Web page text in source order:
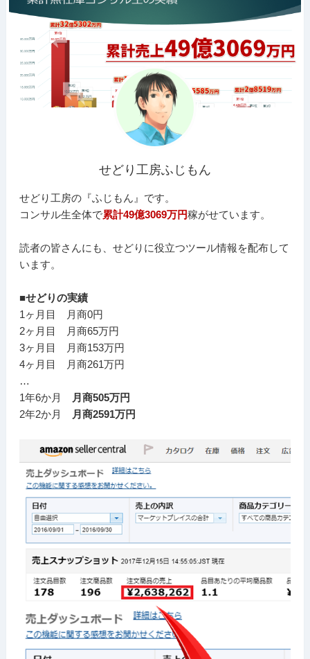
せどり工房ふじもん
せどり工房の『ふじもん』です。
コンサル生全体で累計49億3069万円稼がせています。
読者の皆さんにも、せどりに役立つツール情報を配布して
います。
■せどりの実績
1ヶ月目 月商0円
2ヶ月目 月商65万円
3ヶ月目 月商153万円
4ヶ月目 月商261万円
…
1年6か月
月商505万円
2年2か月
月商2591万円